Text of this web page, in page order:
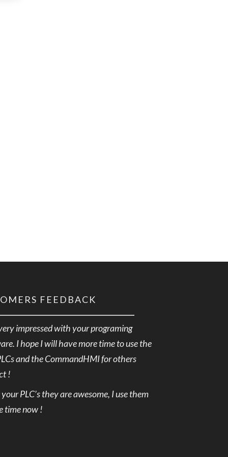
FEEDBACK
impressed with your programing
I hope I will have more time to use the
and the CommandHMI for others
!
PLC’s they are awesome, I use them
time now !